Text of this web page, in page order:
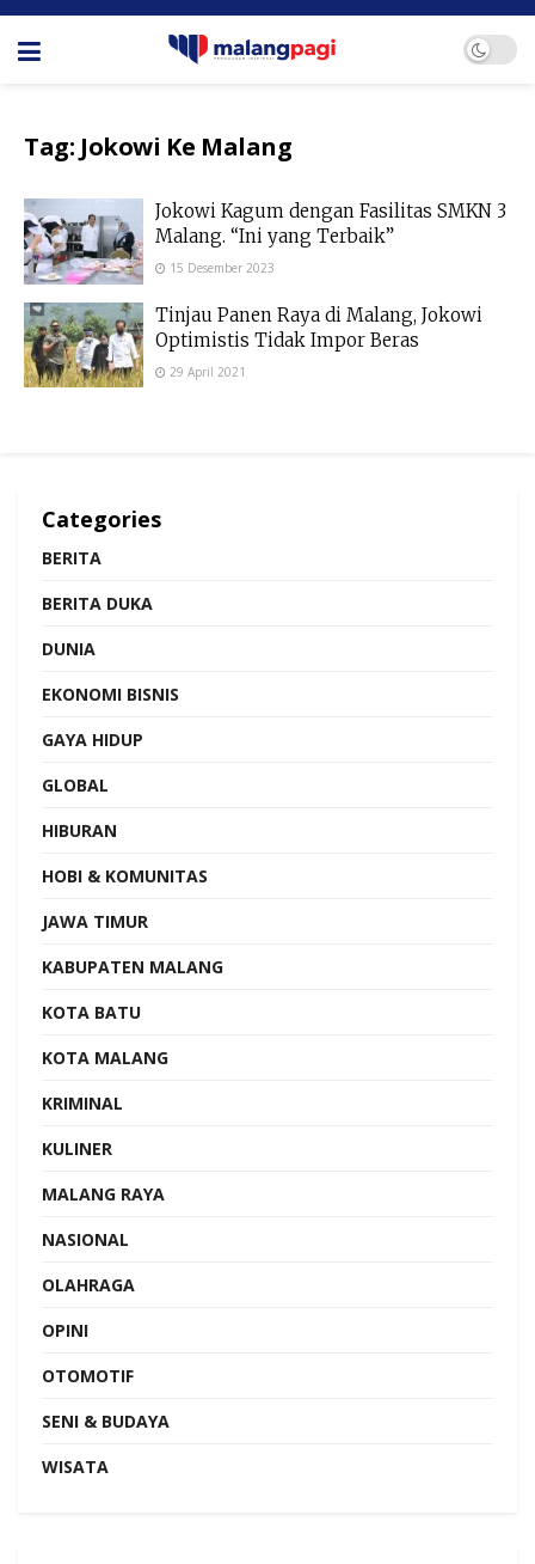
Tag: Jokowi Ke Malang
Jokowi Kagum dengan Fasilitas SMKN 3
Malang. “Ini yang Terbaik”
15 Desember 2023
Tinjau Panen Raya di Malang, Jokowi
Optimistis Tidak Impor Beras
29 April 2021
Categories
BERITA
BERITA DUKA
DUNIA
EKONOMI BISNIS
GAYA HIDUP
GLOBAL
HIBURAN
HOBI & KOMUNITAS
JAWA TIMUR
KABUPATEN MALANG
KOTA BATU
KOTA MALANG
KRIMINAL
KULINER
MALANG RAYA
NASIONAL
OLAHRAGA
OPINI
OTOMOTIF
SENI & BUDAYA
WISATA